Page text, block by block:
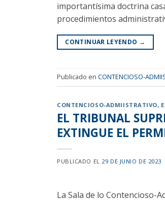
importantísima doctrina
procedimientos
CONTINUAR LEYENDO →
Publicado en CONTENCIOSO-
CONTENCIOSO-ADMIISTRATIVO,
EL TRIBUNAL
EXTINGUE EL
PUBLICADO EL 29 DE JUNIO DE 2023
La Sala de lo Contencioso-